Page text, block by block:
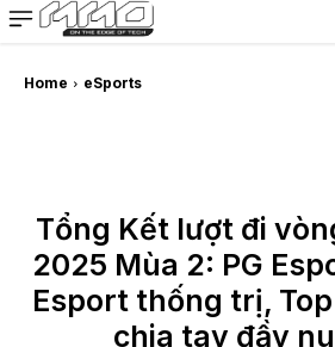
MMOSITE - Thông tin
Bài viết nổi bật
Home eSports
Tổng Kết lượt đi
2025 Mùa 2: PG
Esport thống trị,
chia tay đầy